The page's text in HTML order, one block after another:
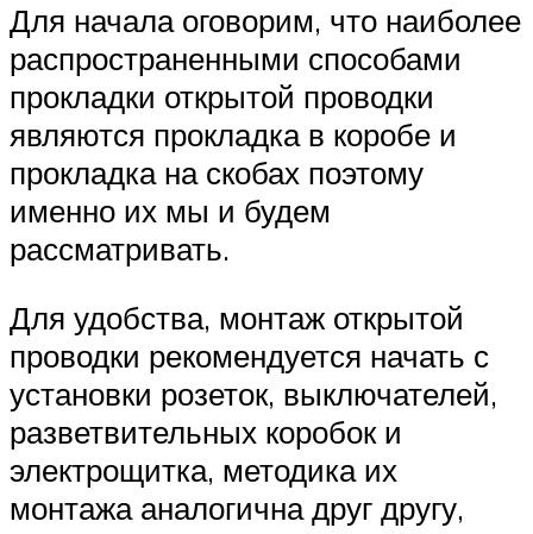
Для начала оговорим, что наиболее
распространенными способами
прокладки открытой проводки
являются прокладка в коробе и
прокладка на скобах поэтому
именно их мы и будем
рассматривать.
Для удобства, монтаж открытой
проводки рекомендуется начать с
установки розеток, выключателей,
разветвительных коробок и
электрощитка, методика их
монтажа аналогична друг другу,